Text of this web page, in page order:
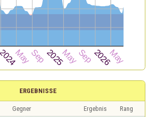
ERGEBNISSE
Gegner Ergebnis
Rang